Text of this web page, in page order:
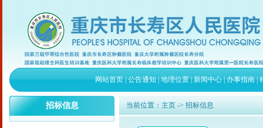
网站首页|公告通知|地理位置|新闻中心|办事指南|
招标信息 当前位置： 主页 -> 招标信息